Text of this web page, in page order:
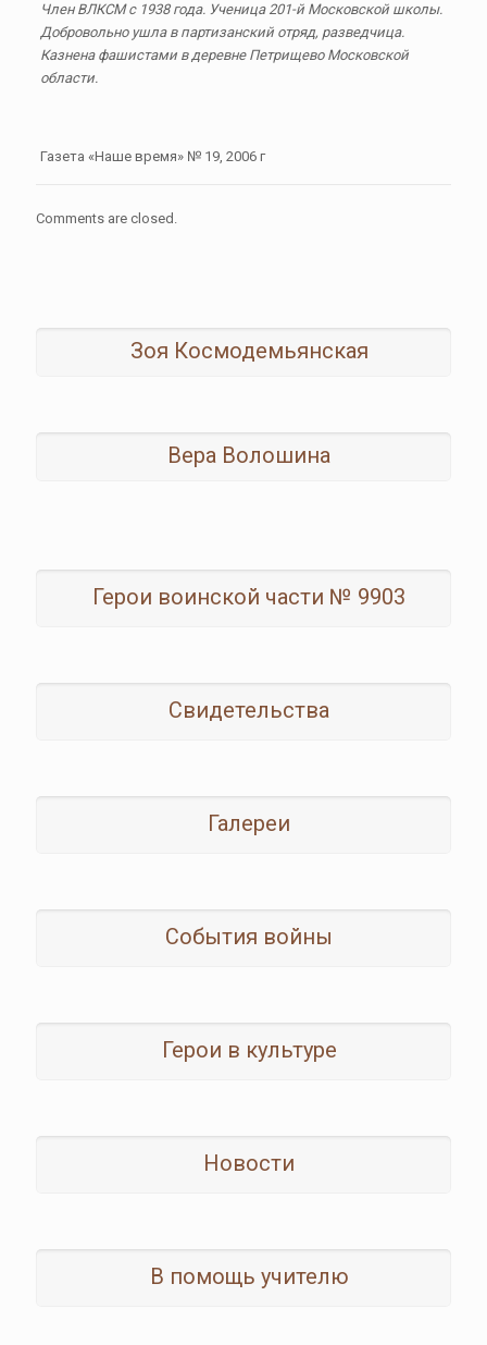
Член ВЛКСМ с 1938 года. Ученица 201-й Московской школы.
Добровольно ушла в партизанский отряд, разведчица.
Казнена фашистами в деревне Петрищево Московской
области.
Газета «Наше время» № 19, 2006 г
Comments are closed.
Зоя Космодемьянская
Вера Волошина
Герои воинской части № 9903
Свидетельства
Галереи
События войны
Герои в культуре
Новости
В помощь учителю